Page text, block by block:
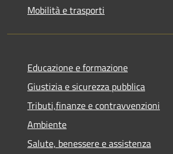
Mobilità e trasporti
Educazione e formazione
Giustizia e sicurezza pubblica
Tributi,finanze e contravvenzioni
Ambiente
Salute, benessere e assistenza